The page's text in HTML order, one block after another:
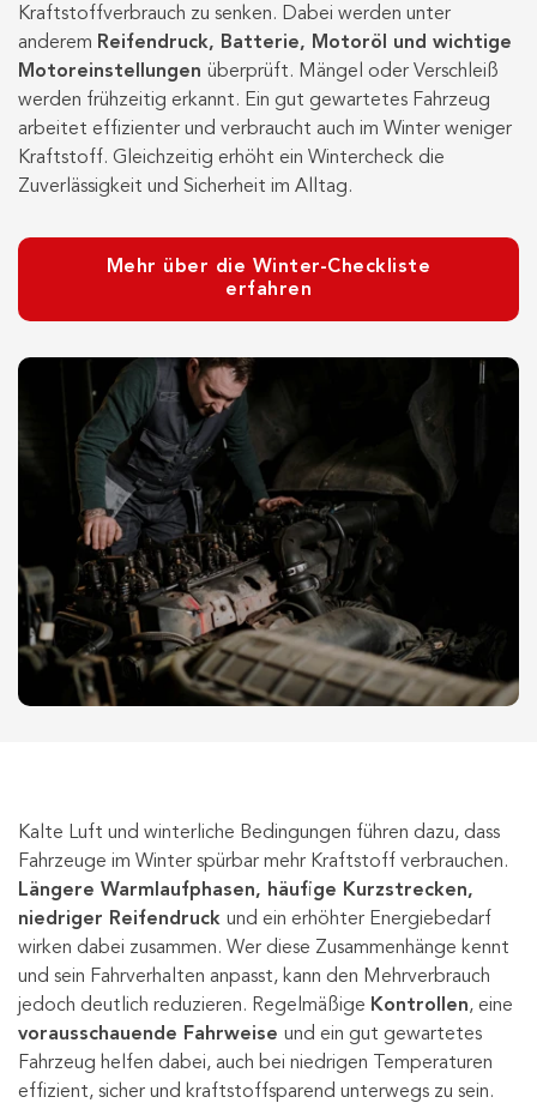
Kraftstoffverbrauch zu senken. Dabei werden unter
anderem Reifendruck, Batterie, Motoröl und wichtige
Motoreinstellungen überprüft. Mängel oder Verschleiß
werden frühzeitig erkannt. Ein gut gewartetes Fahrzeug
arbeitet effizienter und verbraucht auch im Winter weniger
Kraftstoff. Gleichzeitig erhöht ein Wintercheck die
Zuverlässigkeit und Sicherheit im Alltag.
Mehr über die Winter-Checkliste
erfahren
Kalte Luft und winterliche Bedingungen führen dazu, dass
Fahrzeuge im Winter spürbar mehr Kraftstoff verbrauchen.
Längere Warmlaufphasen, häufige Kurzstrecken,
niedriger Reifendruck und ein erhöhter Energiebedarf
wirken dabei zusammen. Wer diese Zusammenhänge kennt
und sein Fahrverhalten anpasst, kann den Mehrverbrauch
jedoch deutlich reduzieren. Regelmäßige Kontrollen, eine
vorausschauende Fahrweise und ein gut gewartetes
Fahrzeug helfen dabei, auch bei niedrigen Temperaturen
effizient, sicher und kraftstoffsparend unterwegs zu sein.